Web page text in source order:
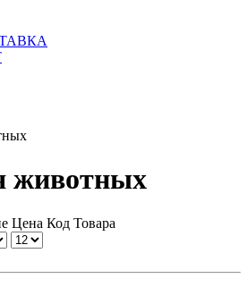
животных
Цена Код Товара